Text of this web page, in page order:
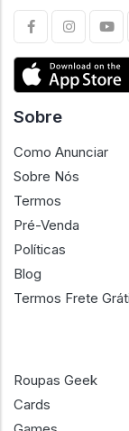
Sobre
Como Anunciar
Sobre Nós
Termos
Pré-Venda
Políticas
Blog
Termos Frete
Roupas Geek
Cards